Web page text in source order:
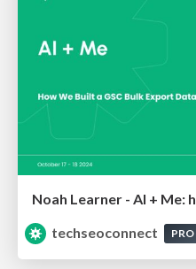
techseoconnect
PRO